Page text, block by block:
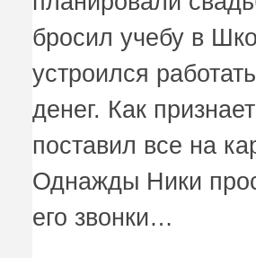
бросил учебу в
устроился
денег. Как
поставил все на
Однажды Ники
его звонки…